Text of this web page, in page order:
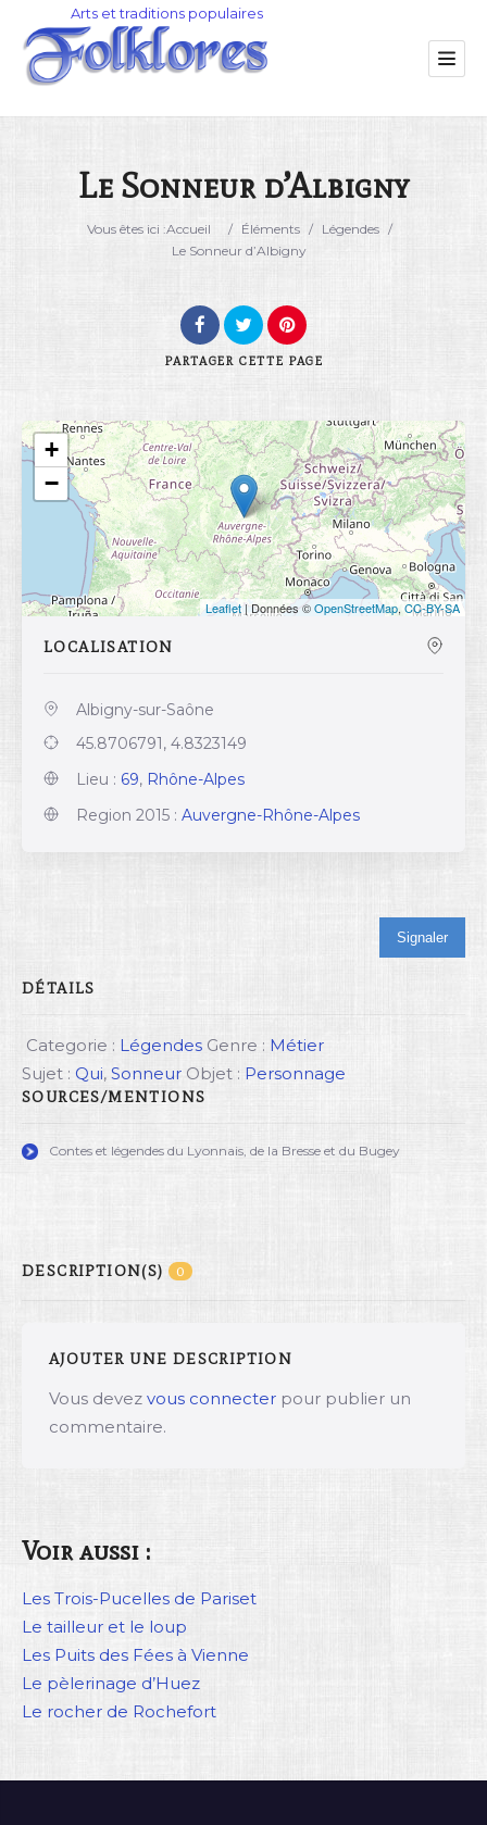
Catégorie
Rechercher
Le Sonneur d’Albigny
Vous êtes ici :Accueil / Éléments / Légendes /
Le Sonneur d’Albigny
PARTAGER CETTE PAGE
+
−
Leaflet| Données ©OpenStreetMap, CC-BY-SA
LOCALISATION
Albigny-sur-Saône
45.8706791, 4.8323149
Lieu : 69, Rhône-Alpes
Region 2015 : Auvergne-Rhône-Alpes
Signaler
DÉTAILS
Categorie : Légendes Genre : Métier
Sujet : Qui, Sonneur Objet : Personnage
SOURCES/MENTIONS
Contes et légendes du Lyonnais, de la Bresse et du Bugey
DESCRIPTION(S) 0
AJOUTER UNE DESCRIPTION
Vous devez vous connecter pour publier un
commentaire.
Voir aussi :
Les Trois-Pucelles de Pariset
Le tailleur et le loup
Les Puits des Fées à Vienne
Le pèlerinage d’Huez
Le rocher de Rochefort